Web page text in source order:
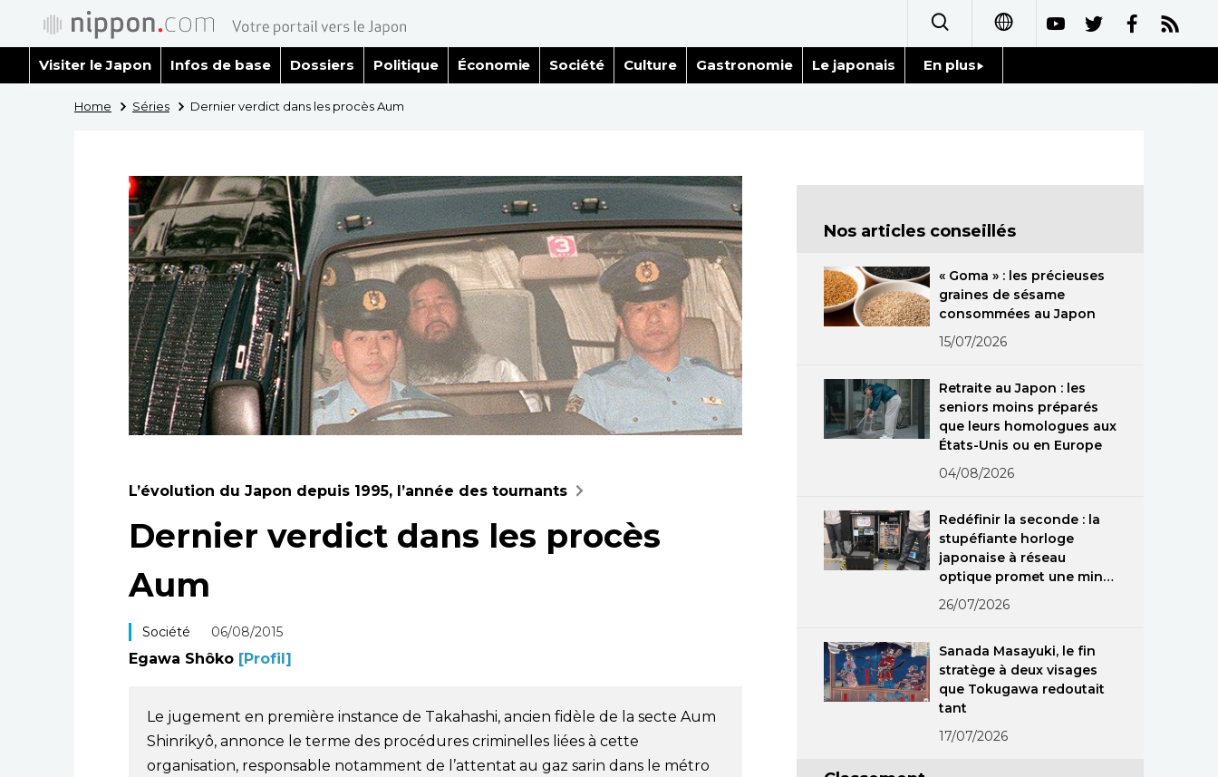
العربية
Русский
Visiter le Japon Infos de base Dossiers Politique Économie Société Culture Gastronomie Le japonais En plus
Images
Vidéos
Tokyo
Home Séries Dernier verdict dans les procès Aum
L’évolution du Japon depuis 1995, l’année des tournants
Dernier verdict dans les procès
Aum
Société 06/08/2015
Egawa Shôko [Profil]
Le jugement en première instance de Takahashi, ancien fidèle de la secte Aum
Shinrikyô, annonce le terme des procédures criminelles liées à cette
organisation, responsable notamment de l’attentat au gaz sarin dans le métro
Nos articles conseillés
« Goma » : les précieuses
graines de sésame
consommées au Japon
15/07/2026
Retraite au Japon : les
seniors moins préparés
que leurs homologues aux
États-Unis ou en Europe
04/08/2026
Redéfinir la seconde : la
stupéfiante horloge
japonaise à réseau
optique promet une mine
d’applications dans le
monde réel
26/07/2026
Sanada Masayuki, le fin
stratège à deux visages
que Tokugawa redoutait
tant
17/07/2026